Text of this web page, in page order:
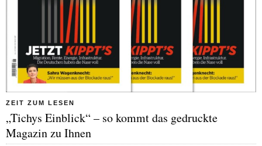
ZEIT ZUM LESEN
„Tichys Einblick“ – so kommt das gedruckte
Magazin zu Ihnen